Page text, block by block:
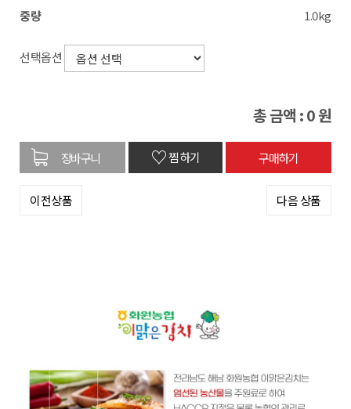
중량
1.0kg
선택옵션
총 금액 :0원
♡찜하기
이전상품 다음 상품